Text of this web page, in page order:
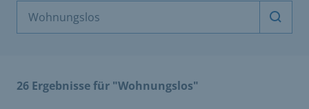
26 Ergebnisse für "Wohnungslos"